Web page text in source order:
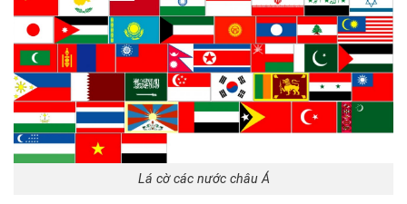
Lá cờ các nước châu Á